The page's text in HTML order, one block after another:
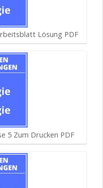
Lösung PDF
5 Zum Drucken PDF